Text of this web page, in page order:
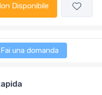
Disponibile
Fai una domanda